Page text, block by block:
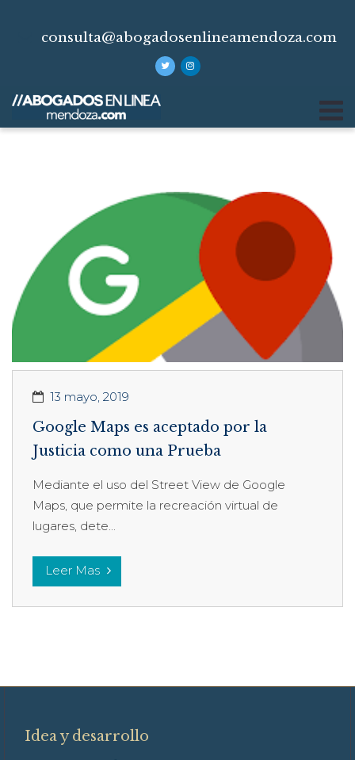
consulta@abogadosenlineamendoza.com
13 mayo, 2019
Google Maps es aceptado por la
Justicia como una Prueba
Mediante el uso del Street View de Google
Maps, que permite la recreación virtual de
lugares, dete...
Leer Mas
Idea y desarrollo